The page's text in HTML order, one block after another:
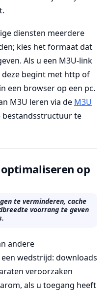
diensten meerdere
kies het formaat dat
Als u een M3U-link
begint met http of
een browser op een pc.
M3U leren via de M3U
te
op
te verminderen, cache
voorrang te geven
andere
wedstrijd: downloads
veroorzaken
als u toegang heeft